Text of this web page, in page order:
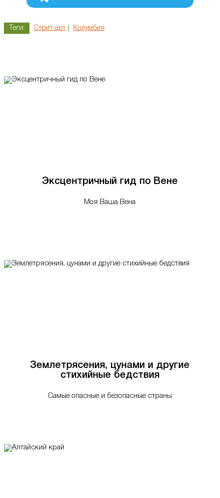
Теги: Стрит-арт Колумбия
Эксцентричный гид по Вене
Моя Ваша Вена
Землетрясения, цунами и другие
стихийные бедствия
Самые опасные и безопасные страны